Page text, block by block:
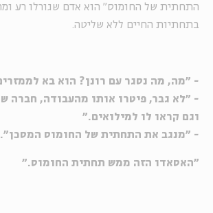
התחתית של החומוס" הוא אדם שגורלו רע
בתחתיות החיים ללא שליטה.
- "מה, מה נסגר עם רונן? הוא בא
- "לא גבר, פיטרו אותו מהעבודה, חברה
וגם קראו לו למילואים."
- "מנגב את התחתית של החומוס המסכן".
"האסאדו הזה ממש תחתית החומוס."